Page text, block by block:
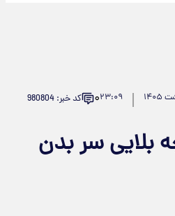
۲۳:۰۹۰ کد خبر: 980804
بلایی سر بدن